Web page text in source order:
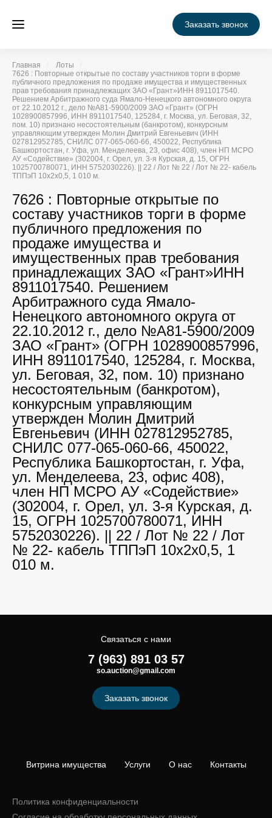
Заказать звонок
Главная
Лоты
7626 : Повторные открытые по составу участников торги в форме
публичного предложения по продаже имущества и имущественных
прав требования принадлежащих ЗАО «Грант»ИНН 8911017540.
Решением Арбитражного суда Ямало-Ненецкого автономного округа
от 22.10.2012 г., дело №А81-5900/2009 ЗАО «Грант» (ОГРН
1028900857996, ИНН 8911017540, 125284, г. Москва, ул. Беговая, 32,
пом. 10) признано несостоятельным (банкротом), конкурсным
управляющим утвержден Молин Дмитрий Евгеньевич (ИНН
027812952785, СНИЛС 077-065-060-66, 450022, Республика
Башкортостан, г. Уфа, ул. Менделеева, 23, офис 408), член НП МСРО
АУ «Содействие» (302004, г. Орел, ул. 3-я Курская, д. 15, ОГРН
1025700780071, ИНН 5752030226). || 22 / Лот № 22 / Лот № 22- кабель
ТППэП 10х2х0,5, 1 010 м.
7626 : Повторные открытые по
составу участников торги в форме
публичного предложения по
продаже имущества и
имущественных прав требования
принадлежащих ЗАО «Грант»ИНН
8911017540. Решением
Арбитражного суда Ямало-
Ненецкого автономного округа от
22.10.2012 г., дело №А81-5900/2009
ЗАО «Грант» (ОГРН 1028900857996,
ИНН 8911017540, 125284, г. Москва,
ул. Беговая, 32, пом. 10) признано
несостоятельным (банкротом),
конкурсным управляющим
утвержден Молин Дмитрий
Евгеньевич (ИНН 027812952785,
СНИЛС 077-065-060-66, 450022,
Республика Башкортостан, г. Уфа,
ул. Менделеева, 23, офис 408),
член НП МСРО АУ «Содействие»
(302004, г. Орел, ул. 3-я Курская, д.
15, ОГРН 1025700780071, ИНН
5752030226). || 22 / Лот № 22 / Лот
№ 22- кабель ТППэП 10х2х0,5, 1
010 м.
Витрина имущества Услуги О нас Контакты
Политика конфиденциальности
Связаться с нами
7 (963) 891 03 57
so.auction@gmail.com
Заказать звонок